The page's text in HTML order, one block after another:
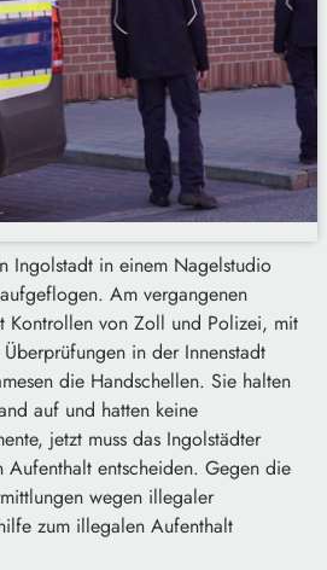
Ingolstadt in einem Nagelstudio
Am vergangenen
Kontrollen von Zoll und Polizei, mit
in der Innenstadt
die Handschellen. Sie halten
auf und hatten keine
jetzt muss das Ingolstädter
Aufenthalt entscheiden. Gegen die
wegen illegaler
zum illegalen Aufenthalt